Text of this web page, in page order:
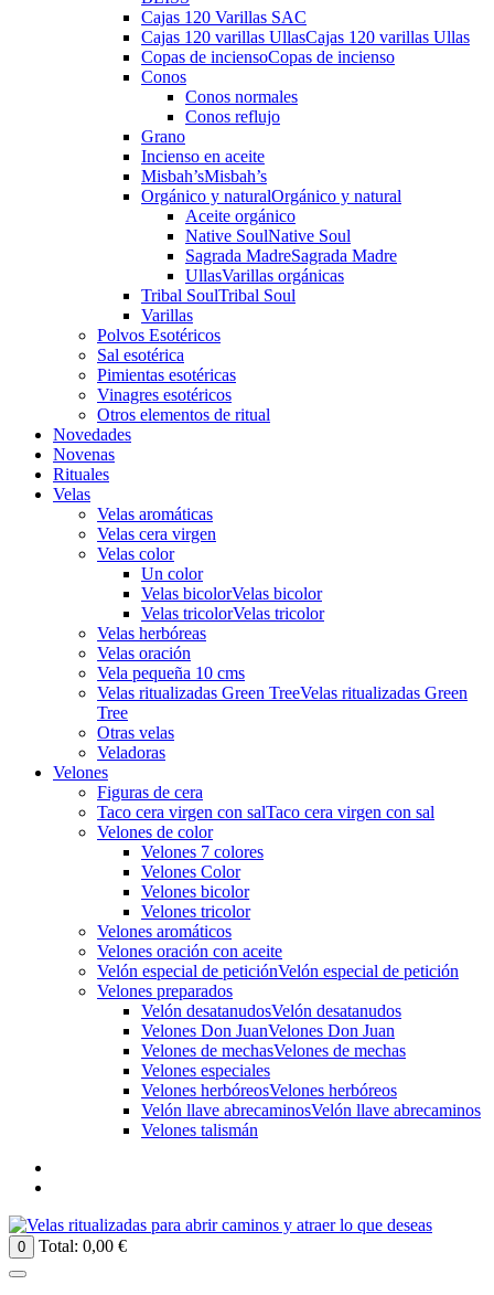
Cajas 120 Varillas SAC
Cajas 120 varillas UllasCajas 120 varillas Ullas
Copas de inciensoCopas de incienso
Conos
Conos normales
Conos reflujo
Grano
Incienso en aceite
Misbah’sMisbah’s
Orgánico y naturalOrgánico y natural
Aceite orgánico
Native SoulNative Soul
Sagrada MadreSagrada Madre
UllasVarillas orgánicas
Tribal SoulTribal Soul
Varillas
Polvos Esotéricos
Sal esotérica
Pimientas esotéricas
Vinagres esotéricos
Otros elementos de ritual
Novedades
Novenas
Rituales
Velas
Velas aromáticas
Velas cera virgen
Velas color
Un color
Velas bicolorVelas bicolor
Velas tricolorVelas tricolor
Velas herbóreas
Velas oración
Vela pequeña 10 cms
Velas ritualizadas Green TreeVelas ritualizadas Green
Tree
Otras velas
Veladoras
Velones
Figuras de cera
Taco cera virgen con salTaco cera virgen con sal
Velones de color
Velones 7 colores
Velones Color
Velones bicolor
Velones tricolor
Velones aromáticos
Velones oración con aceite
Velón especial de peticiónVelón especial de petición
Velones preparados
Velón desatanudosVelón desatanudos
Velones Don JuanVelones Don Juan
Velones de mechasVelones de mechas
Velones especiales
Velones herbóreosVelones herbóreos
Velón llave abrecaminosVelón llave abrecaminos
Velones talismán
0 Total: 0,00 €